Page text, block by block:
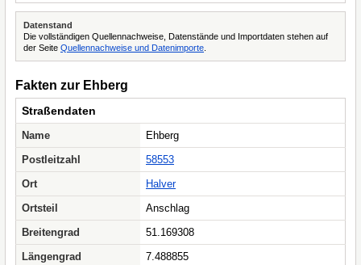
Datenstand
Die vollständigen Quellennachweise, Datenstände und Importdaten stehen auf
der Seite Quellennachweise und Datenimporte
Fakten zur Ehberg
Straßendaten
Name
Ehberg
Postleitzahl
58553
Ort
Halver
Ortsteil
Anschlag
Breitengrad
51.169308
Längengrad
7.488855